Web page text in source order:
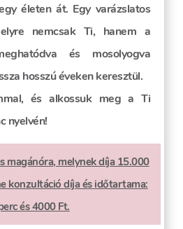
életen át. Egy varázslatos
nemcsak Ti, hanem a
és mosolyogva
hosszú éveken keresztül.
és alkossuk meg a Ti
nyelvén!
magánóra, melynek díja 15.000
konzultáció díja és időtartama:
és 4000 Ft.